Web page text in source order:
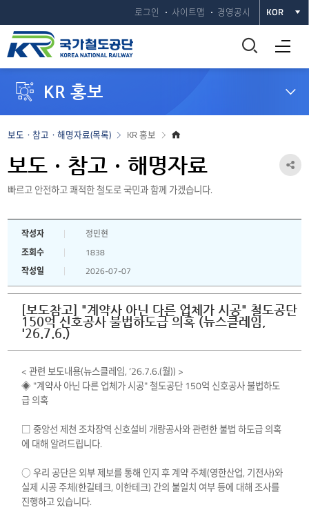
로그인 사이트맵 경영공시 KOR
통
합
기
전체메뉴 열기
KR 홍보
로
KR 홍보
보도ㆍ참고ㆍ해명자료(목록)
보도ㆍ참고ㆍ해명자료
빠르고 안전하고 쾌적한 철도로 국민과 함께 가겠습니다.
공
작성자
정민현
조회수
1838
작성일
2026-07-07
[보도참고] "계약사 아닌 다른 업체가 시공" 철도공단
150억 신호공사 불법하도급 의혹 (뉴스클레임,
'26.7.6.)
< 관련 보도내용(뉴스클레임, ‘26.7.6.(월)) >
◈ "계약사 아닌 다른 업체가 시공" 철도공단 150억 신호공사 불법하도
급 의혹
□ 중앙선 제천 조차장역 신호설비 개량공사와 관련한 불법 하도급 의혹
에 대해 알려드립니다.
○ 우리 공단은 외부 제보를 통해 인지 후 계약 주체(영한산업, 기전사)와
실제 시공 주체(한길테크, 이한테크) 간의 불일치 여부 등에 대해 조사를
진행하고 있습니다.